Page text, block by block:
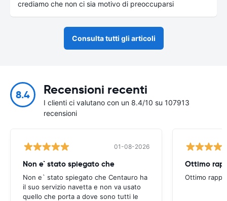
crediamo che non ci sia motivo di preoccuparsi
Consulta tutti gli articoli
8.4 Recensioni recenti
I clienti ci valutano con un 8.4/10 su 107913
recensioni
01-08-2026
Non e` stato spiegato che
Non e` stato spiegato che Centauro ha
il suo servizio navetta e non va usato
quello che porta a dove sono tutti le
Ottimo
Ottimo